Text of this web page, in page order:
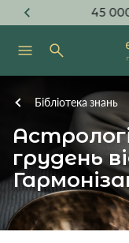
3
Бібліотека знань
грудень